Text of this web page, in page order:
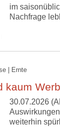
im
Nachfrage
| Ernte
kaum
30.07.2026
weiterhin